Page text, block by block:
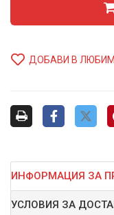
ДОБАВИ В
ИНФОРМАЦИЯ ЗА
УСЛОВИЯ ЗА